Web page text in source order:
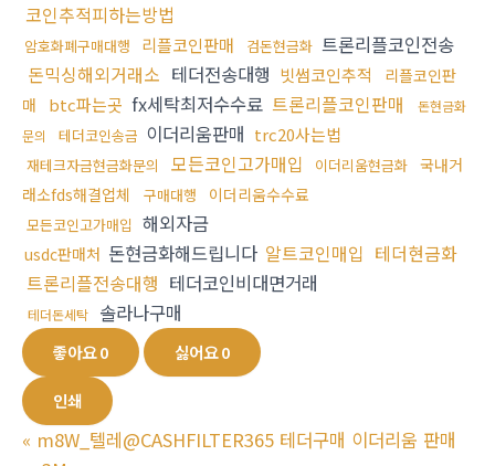
코인추적피하는방법
암호화폐구매대행 리플코인판매 검돈현금화 트론리플코인전송
돈믹싱해외거래소 테더전송대행 빗썸코인추적
리플코인판
매
btc파는곳 fx세탁최저수수료 트론리플코인판매
돈현금화
문의
테더코인송금 이더리움판매 trc20사는법
재테크자금현금화문의 모든코인고가매입 이더리움현금화 국내거
래소fds해결업체
구매대행 이더리움수수료
모든코인고가매입 해외자금
usdc판매처 돈현금화해드립니다 알트코인매입 테더현금화
트론리플전송대행 테더코인비대면거래
테더돈세탁 솔라나구매
좋아요0 싫어요0
인쇄
« m8W_텔레@CASHFILTER365 테더구매 이더리움 판매